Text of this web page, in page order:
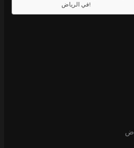
في الرياض!